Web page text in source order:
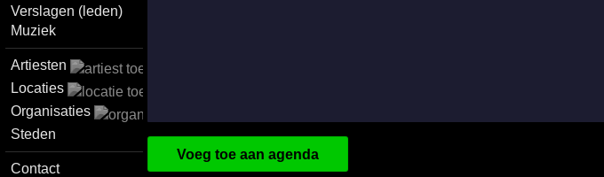
Verslagen (leden)
Muziek
Artiesten
Locaties
Organisaties
Steden
Contact
Voeg toe aan agenda